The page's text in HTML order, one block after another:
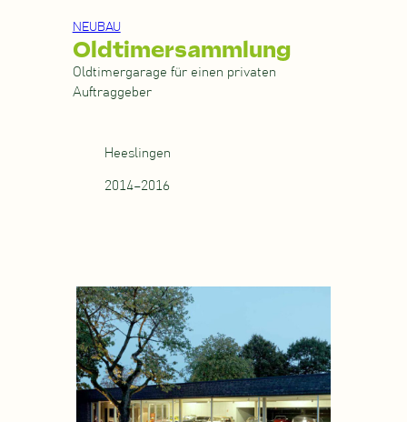
NEUBAU
Oldtimersammlung
Oldtimergarage für einen privaten
Auftraggeber
Heeslingen
2014–2016